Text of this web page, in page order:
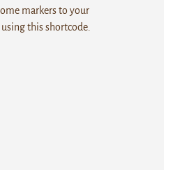
markers to your
this shortcode.